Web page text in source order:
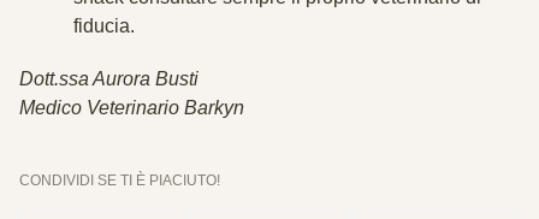
fiducia.
Dott.ssa Aurora Busti
Medico Veterinario Barkyn
CONDIVIDI SE TI È PIACIUTO!